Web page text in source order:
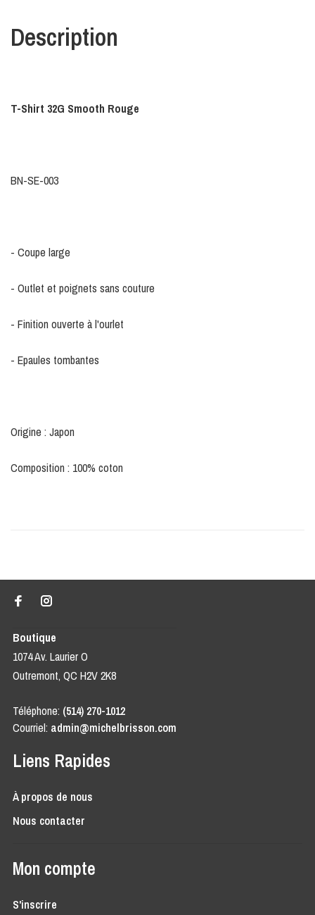
Description
T-Shirt 32G Smooth Rouge
BN-SE-003
- Coupe large
- Outlet et poignets sans couture
- Finition ouverte à l'ourlet
- Epaules tombantes
Origine : Japon
Composition : 100% coton
Boutique
1074 Av. Laurier O
Outremont, QC H2V 2K8
Téléphone: (514) 270-1012
Courriel: admin@michelbrisson.com
Liens Rapides
À propos de nous
Nous contacter
Mon compte
S'inscrire